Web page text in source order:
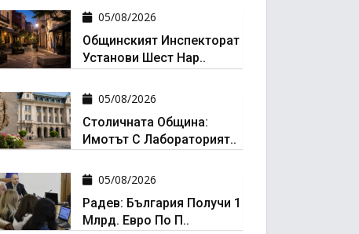
05/08/2026
Общинският Инспекторат
Установи Шест Нар..
05/08/2026
Столичната Община:
Имотът С Лабораторият..
05/08/2026
Радев: България Получи 1
Млрд. Евро По П..